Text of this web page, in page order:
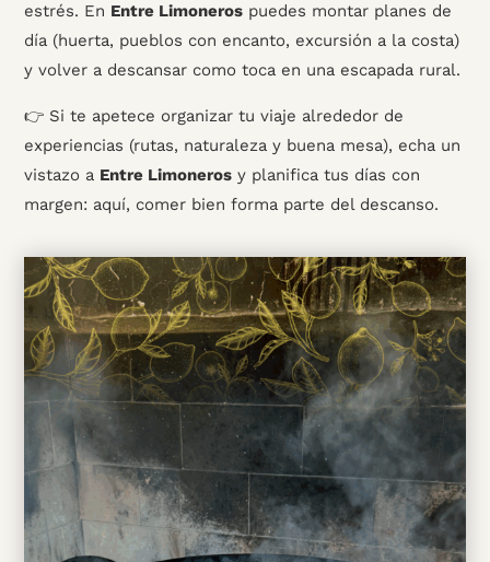
estrés. En Entre Limoneros puedes montar planes de
día (huerta, pueblos con encanto, excursión a la costa)
y volver a descansar como toca en una escapada rural.
👉 Si te apetece organizar tu viaje alrededor de
experiencias (rutas, naturaleza y buena mesa), echa un
vistazo a Entre Limoneros y planifica tus días con
margen: aquí, comer bien forma parte del descanso.